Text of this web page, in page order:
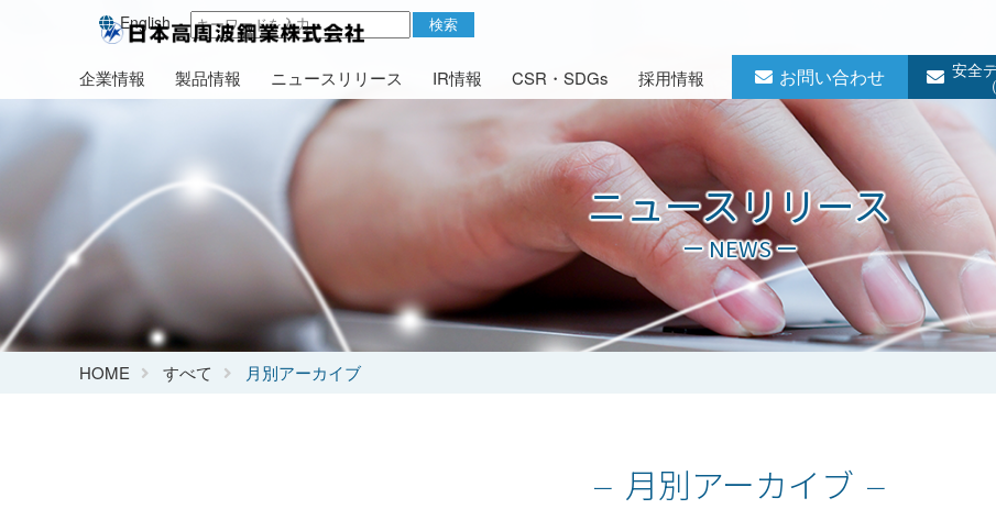
English 検索
企業情報 製品情報 ニュースリリース IR情報 CSR・SDGs 採用情報 お問い合わせ 安全
ニュースリリース
ー NEWS ー
HOME すべて 月別アーカイブ
月別アーカイブ